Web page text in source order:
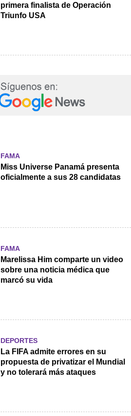
primera finalista de Operación
Triunfo USA
FAMA
Miss Universe Panamá presenta
oficialmente a sus 28 candidatas
FAMA
Marelissa Him comparte un video
sobre una noticia médica que
marcó su vida
DEPORTES
La FIFA admite errores en su
propuesta de privatizar el Mundial
y no tolerará más ataques